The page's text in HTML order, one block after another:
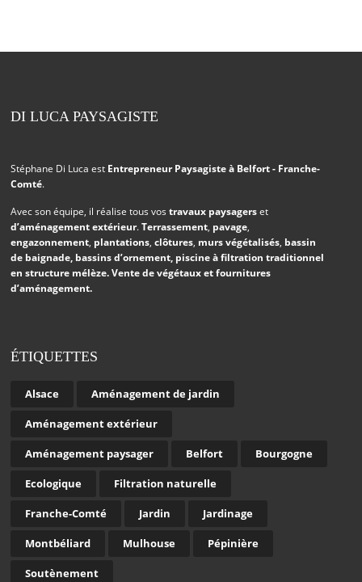
DI LUCA PAYSAGISTE
Stéphane Di Luca est Entrepreneur Paysagiste à Belfort - Franche-
Comté.
Avec son équipe, il réalise tous vostravaux paysagerset
d’aménagement extérieur.Terrassement, pavage,
engazonnement, plantations,clôtures, murs végétalisés, bassin
de baignade, bassins d’ornement, piscine à filtration traditionnel
en structure mélèze. Vente de végétaux et fournitures
d’aménagement.
ÉTIQUETTES
Alsace Aménagement de jardin
Aménagement extérieur
Aménagement paysager Belfort Bourgogne
Ecologique Filtration naturelle
Franche-Comté Jardin Jardinage
Montbéliard Mulhouse Pépinière
Soutènement